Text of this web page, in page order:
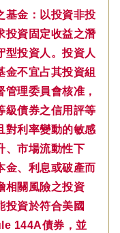
金：以投資非投
投資固定收益之潛
型投資人。投資人
金不宜占其投資組
理委員會核准，
級債券之信用評等
對利率變動的敏感
、市場流動性下
金、利息或破產而
相關風險之投資
投資於符合美國
144A債券，並